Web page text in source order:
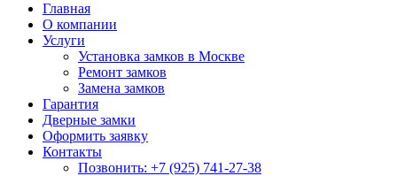
Главная
О компании
Услуги
Установка замков в Москве
Ремонт замков
Замена замков
Гарантия
Дверные замки
Оформить заявку
Контакты
Позвонить: +7 (925) 741-27-38